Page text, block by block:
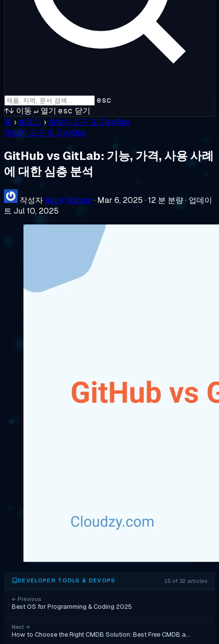
esc
↑↓ 이동 ↵ 열기 esc 닫기
홈 › 블로그 › 개발자 도구 및 DevOps
개발자 도구 및 DevOps
GitHub vs GitLab: 기능, 가격, 사용 사례
에 대한 심층 분석
작성자 Kelly Watson · Mar 6, 2025 ·12 분 분량· 업데이
트 Jul 10, 2025
DEVELOPER TOOLS & DEVOPS 15 of 32 articles
← Previous
Best OS for Programming & Coding 2025
Next →
How to Choose the Right CMDB Solution: Best Free CMDB a…